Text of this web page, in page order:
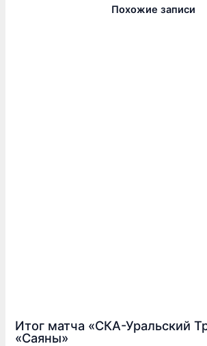
Похожие записи
Итог матча «СКА-Уральский
«Саяны»